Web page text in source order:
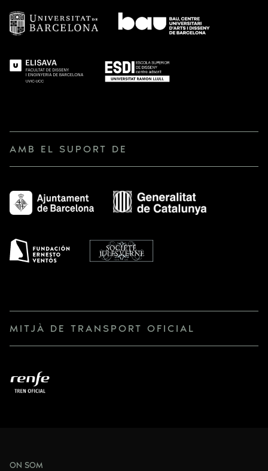
AMB EL SUPORT DE
MITJÀ DE TRANSPORT OFICIAL
ON SOM